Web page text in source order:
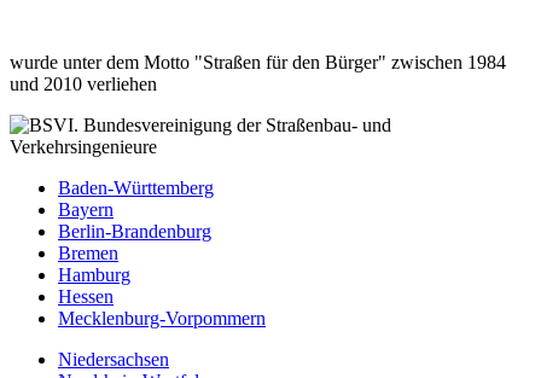
wurde unter dem Motto "Straßen für den Bürger" zwischen 1984
und 2010 verliehen
Baden-Württemberg
Bayern
Berlin-Brandenburg
Bremen
Hamburg
Hessen
Mecklenburg-Vorpommern
Niedersachsen